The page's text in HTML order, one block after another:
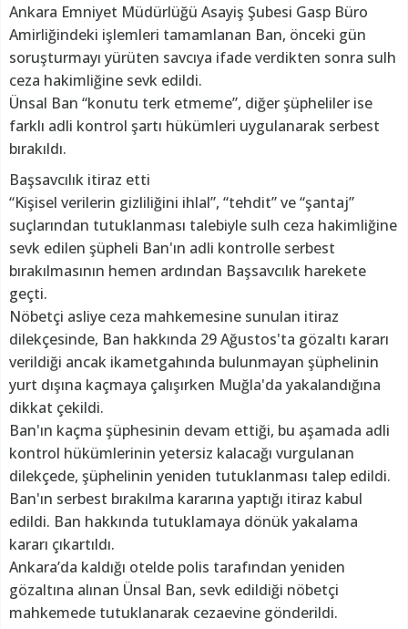
Ankara Emniyet Müdürlüğü Asayiş Şubesi Gasp Büro
Amirliğindeki işlemleri tamamlanan Ban, önceki gün
soruşturmayı yürüten savcıya ifade verdikten sonra sulh
ceza hakimliğine sevk edildi.
Ünsal Ban “konutu terk etmeme”, diğer şüpheliler ise
farklı adli kontrol şartı hükümleri uygulanarak serbest
bırakıldı.
Başsavcılık itiraz etti
“Kişisel verilerin gizliliğini ihlal”, “tehdit” ve “şantaj”
suçlarından tutuklanması talebiyle sulh ceza hakimliğine
sevk edilen şüpheli Ban'ın adli kontrolle serbest
bırakılmasının hemen ardından Başsavcılık harekete
geçti.
Nöbetçi asliye ceza mahkemesine sunulan itiraz
dilekçesinde, Ban hakkında 29 Ağustos'ta gözaltı kararı
verildiği ancak ikametgahında bulunmayan şüphelinin
yurt dışına kaçmaya çalışırken Muğla'da yakalandığına
dikkat çekildi.
Ban'ın kaçma şüphesinin devam ettiği, bu aşamada adli
kontrol hükümlerinin yetersiz kalacağı vurgulanan
dilekçede, şüphelinin yeniden tutuklanması talep edildi.
Ban'ın serbest bırakılma kararına yaptığı itiraz kabul
edildi. Ban hakkında tutuklamaya dönük yakalama
kararı çıkartıldı.
Ankara’da kaldığı otelde polis tarafından yeniden
gözaltına alınan Ünsal Ban, sevk edildiği nöbetçi
mahkemede tutuklanarak cezaevine gönderildi.